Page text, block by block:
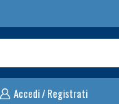
Accedi / Registrati